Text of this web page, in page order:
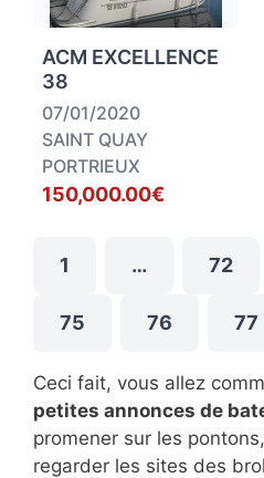
ACM EXCELLENCE
38
07/01/2020
SAINT QUAY
PORTRIEUX
150,000.00€
1 … 72
75 76 77
Ceci fait, vous allez
petites annonces de
promener sur les
regarder les sites des